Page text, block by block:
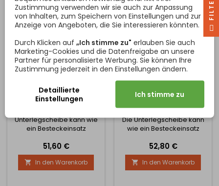
SCHUBLADE PARADISO
700 MM / ANTHRAZIT
700 mm breiter
Unterlegscheibe kann wie
ein Besteckeinsatz
indem man die auf
tatsächlichen
Abmessungen der
Schublade zuschneidet.
Preis
51,60 €
 In den Warenkorb
ABFALKORB FÜR
600 MM / ANTHRAZIT
Schubladenabfallbehälter.
Die Unterlegscheibe kann
wie ein Besteckeinsatz
indem man auf
tatsächlichen
Schubladenmaße
zuschneidet. Erhältlich in 2
Preis
52,80 €
 In den Warenkorb
Zustimmung verwenden wir sie auch zur Anpassung
von Inhalten, zum Speichern von Einstellungen und zur
Anzeige von Angeboten, die Sie interessieren könnten.
Durch Klicken auf „Ich stimme zu" erlauben Sie auch
Marketing-Cookies und die Datenfreigabe an unsere
Partner für personalisierte Werbung. Sie können Ihre
Zustimmung jederzeit in den Einstellungen ändern.
Detaillierte
Einstellungen
Ich stimme zu
R